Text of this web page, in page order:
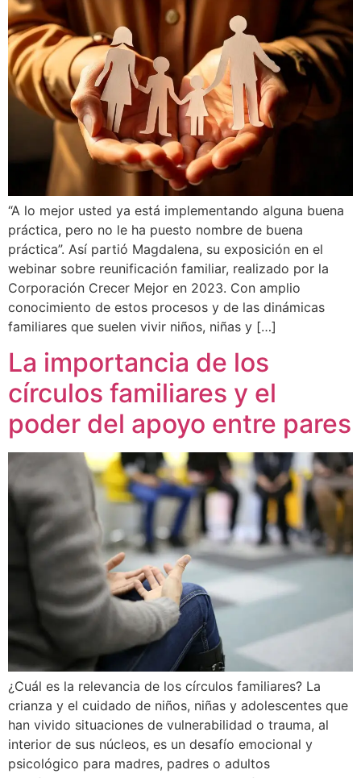
“A lo mejor usted ya está implementando alguna buena
práctica, pero no le ha puesto nombre de buena
práctica”. Así partió Magdalena, su exposición en el
webinar sobre reunificación familiar, realizado por la
Corporación Crecer Mejor en 2023. Con amplio
conocimiento de estos procesos y de las dinámicas
familiares que suelen vivir niños, niñas y […]
La importancia de los
círculos familiares y el
poder del apoyo entre pares
¿Cuál es la relevancia de los círculos familiares? La
crianza y el cuidado de niños, niñas y adolescentes que
han vivido situaciones de vulnerabilidad o trauma, al
interior de sus núcleos, es un desafío emocional y
psicológico para madres, padres o adultos